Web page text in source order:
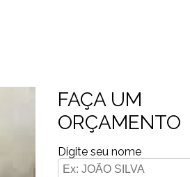
FAÇA UM
ORÇAMENTO
Digite seu nome